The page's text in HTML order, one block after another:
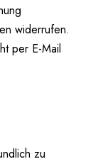
widerrufen.
per E-Mail
zu